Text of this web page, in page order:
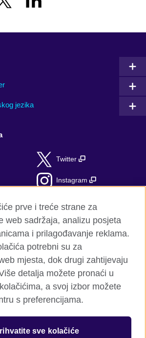
jezika
Twitter
Instagram
za kulturne veze i obrazovne prilike
prve i treće strane za
web sadržaja, analizu posjeta
i prilagođavanje reklama.
potrebni su za
mjesta, dok drugi zahtijevaju
detalja možete pronaći u
a svoj izbor možete
s preferencijama.
sve kolačiće